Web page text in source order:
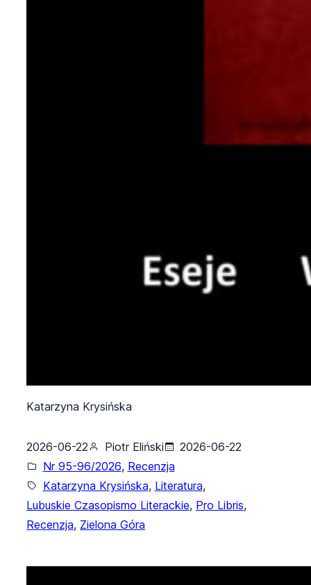
Katarzyna Krysińska
2026-06-22 Piotr Eliński
2026-06-22
Nr 95-96/2026, Recenzja
Katarzyna Krysińska, Literatura,
Lubuskie Czasopismo Literackie, Pro Libris,
Recenzja, Zielona Góra